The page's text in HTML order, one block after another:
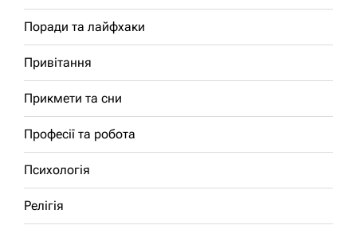
Поради та лайфхаки
Привітання
Прикмети та сни
Професії та робота
Психологія
Релігія